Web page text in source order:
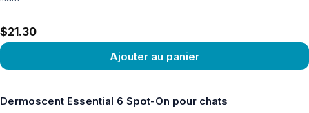
$21.30
Ajouter au panier
Dermoscent Essential 6 Spot-On pour chats